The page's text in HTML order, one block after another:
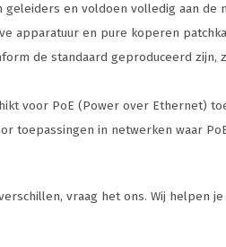
en voldoen volledig aan
apparatuur en pure koperen
de standaard geproduceerd
voor PoE (Power over
toepassingen in netwerken waar
vraag het ons. Wij helpen